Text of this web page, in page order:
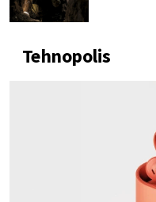
Tehnopolis